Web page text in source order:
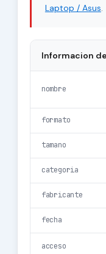
Laptop / Asus.
Informacion
nombre
formato
tamano
categoria
fabricante
fecha
acceso